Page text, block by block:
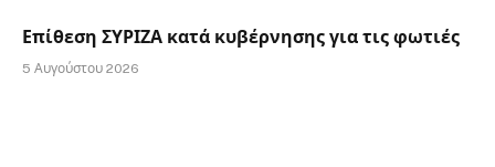
Επίθεση ΣΥΡΙΖΑ κατά κυβέρνησης για τις φωτιές
5 Αυγούστου 2026